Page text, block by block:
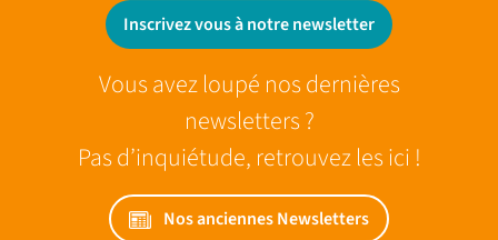
Inscrivez vous à notre newsletter
Vous avez loupé nos dernières
newsletters ?
Pas d’inquiétude, retrouvez les ici !
Nos anciennes Newsletters